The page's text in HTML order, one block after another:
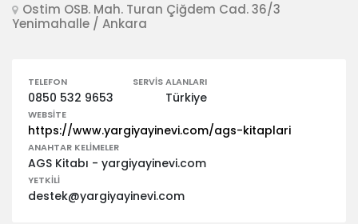
Ostim OSB. Mah. Turan Çiğdem Cad. 36/3
Yenimahalle / Ankara
TELEFON
0850 532 9653
SERVIS ALANLARI
Türkiye
WEBSITE
https://www.yargiyayinevi.com/ags-kitaplari
ANAHTAR KELIMELER
AGS Kitabı - yargiyayinevi.com
YETKILI
destek@yargiyayinevi.com